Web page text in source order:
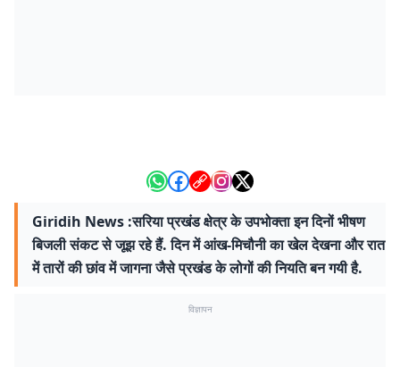
Giridih News :सरिया प्रखंड क्षेत्र के उपभोक्ता इन दिनों भीषण
बिजली संकट से जूझ रहे हैं. दिन में आंख-मिचौनी का खेल देखना और रात
में तारों की छांव में जागना जैसे प्रखंड के लोगों की नियति बन गयी है.
विज्ञापन